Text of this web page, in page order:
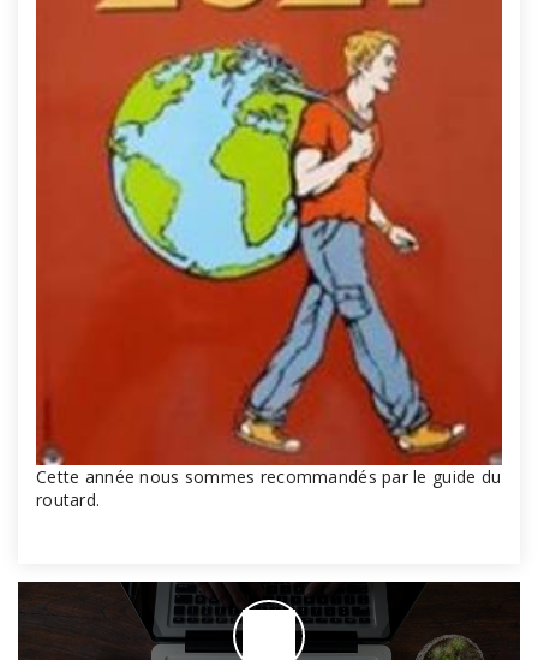
Cette année nous sommes recommandés par le guide du
routard.